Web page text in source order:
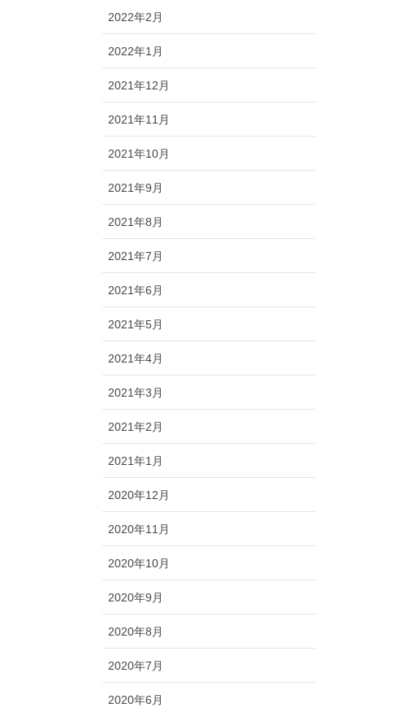
2022年2月
2022年1月
2021年12月
2021年11月
2021年10月
2021年9月
2021年8月
2021年7月
2021年6月
2021年5月
2021年4月
2021年3月
2021年2月
2021年1月
2020年12月
2020年11月
2020年10月
2020年9月
2020年8月
2020年7月
2020年6月